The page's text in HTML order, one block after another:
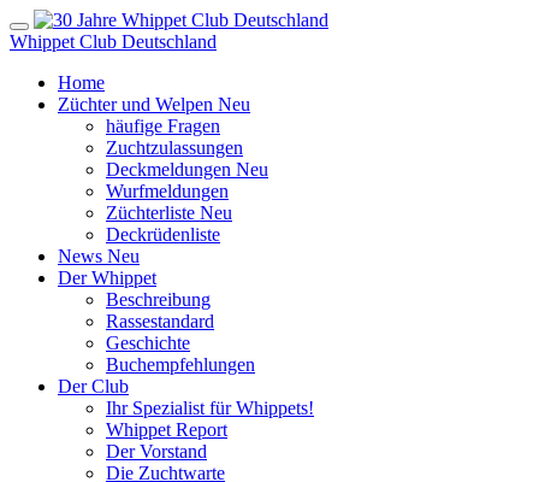
Whippet Club Deutschland
Home
Züchter und Welpen Neu
häufige Fragen
Zuchtzulassungen
Deckmeldungen Neu
Wurfmeldungen
Züchterliste Neu
Deckrüdenliste
News Neu
Der Whippet
Beschreibung
Rassestandard
Geschichte
Buchempfehlungen
Der Club
Ihr Spezialist für Whippets!
Whippet Report
Der Vorstand
Die Zuchtwarte